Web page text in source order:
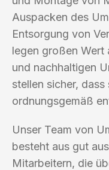
Auspacken des
Entsorgung von
legen großen Wert
und nachhaltigen
stellen sicher,
ordnungsgemäß
Unser Team von
besteht aus gut
Mitarbeitern, die